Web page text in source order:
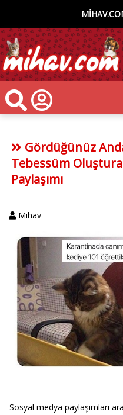
Gördüğünüz
Tebessüm
Paylaşımı
Mihav
Sosyal medya paylaşımları